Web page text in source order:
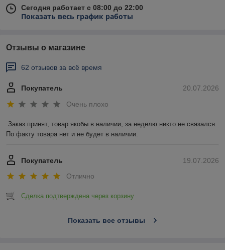
Сегодня работает с 08:00 до 22:00
Показать весь график работы
Отзывы о магазине
62 отзывов за всё время
20.07.2026
Покупатель
Очень плохо
Заказ принят, товар якобы в наличии, за неделю никто не связался.
По факту товара нет и не будет в наличии.
19.07.2026
Покупатель
Отлично
Сделка подтверждена через корзину
Показать все отзывы